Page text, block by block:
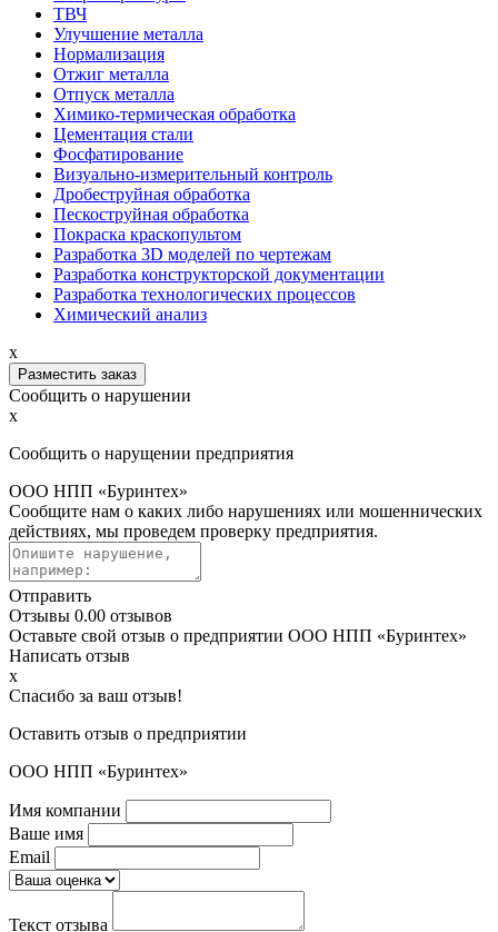
ТВЧ
Улучшение металла
Нормализация
Отжиг металла
Отпуск металла
Химико-термическая обработка
Цементация стали
Фосфатирование
Визуально-измерительный контроль
Дробеструйная обработка
Пескоструйная обработка
Покраска краскопультом
Разработка 3D моделей по чертежам
Разработка конструкторской документации
Разработка технологических процессов
Химический анализ
x
Разместить заказ
Сообщить о нарушении
x
Сообщить о нарущении предприятия
ООО НПП «Буринтех»
Сообщите нам о каких либо нарушениях или мошеннических
действиях, мы проведем проверку предприятия.
Отправить
Отзывы 0.00 отзывов
Оставьте свой отзыв о предприятии ООО НПП «Буринтех»
Написать отзыв
x
Спасибо за ваш отзыв!
Оставить отзыв о предприятии
ООО НПП «Буринтех»
Имя компании
Ваше имя
Email
Текст отзыва